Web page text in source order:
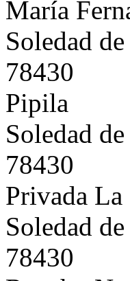
María
Soledad
78430
Pipila
Soledad
78430
Privada La
Soledad
78430